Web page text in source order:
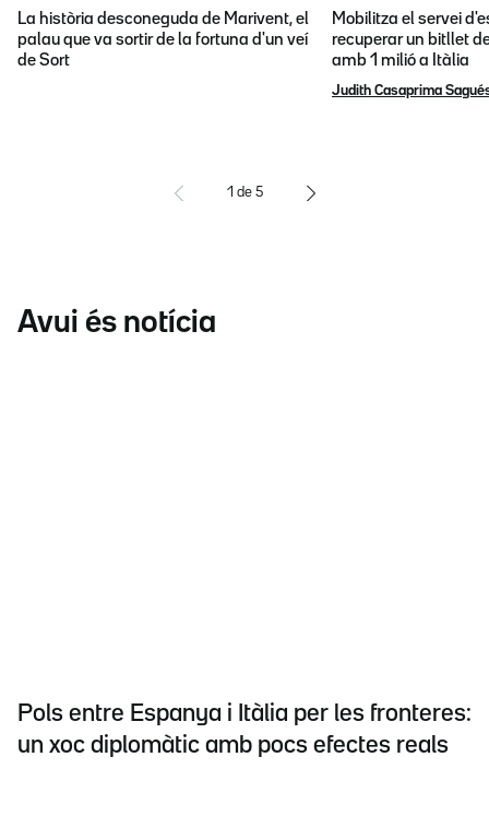
La història desconeguda de Marivent, el
palau que va sortir de la fortuna d'un veí
de Sort
Mobilitza el servei
recuperar un bitllet
amb 1 milió a Itàlia
Judith Casaprima
1 de 5
Avui és notícia
Pols entre Espanya i Itàlia per les fronteres:
un xoc diplomàtic amb pocs efectes reals